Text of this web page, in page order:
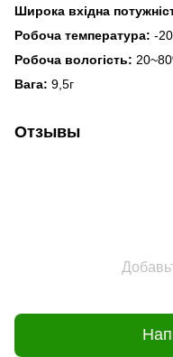
Широка вхідна
Робоча температура: -
Робоча вологість:
Вага: 9,5г
Отзывы